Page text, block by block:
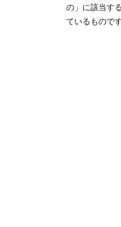
の」に該当す
ているものです